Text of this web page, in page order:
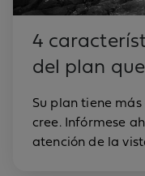
4
del plan
Su plan tiene
cree. Infórmese
atención de la